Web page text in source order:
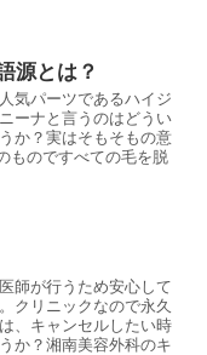
源とは？
気パーツであるハイジ
ーナと言うのはどうい
か？実はそもそもの意
ものですべての毛を脱
師が行うため安心して
クリニックなので永久
、キャンセルしたい時
か？湘南美容外科のキ